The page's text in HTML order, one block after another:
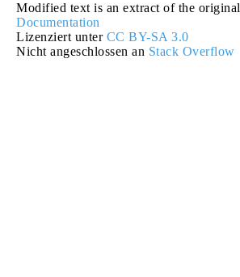
Modified text is an extract of the original
Documentation
Lizenziert unter CC BY-SA 3.0
Nicht angeschlossen an Stack Overflow